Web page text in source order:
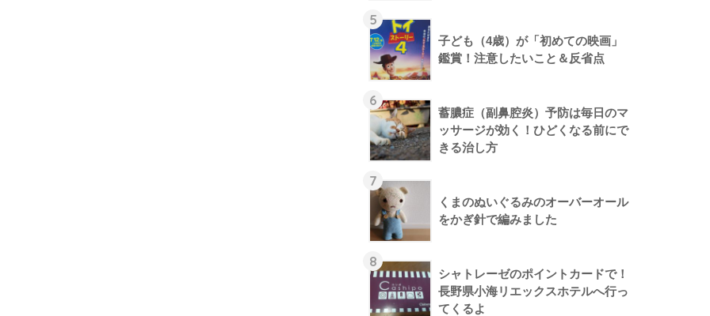
5
子ども（4歳）が「初めての映画」
鑑賞！注意したいこと＆反省点
6
蓄膿症（副鼻腔炎）予防は毎日のマ
ッサージが効く！ひどくなる前にで
きる治し方
7
くまのぬいぐるみのオーバーオール
をかぎ針で編みました
8
シャトレーゼのポイントカードで！
長野県小海リエックスホテルへ行っ
てくるよ